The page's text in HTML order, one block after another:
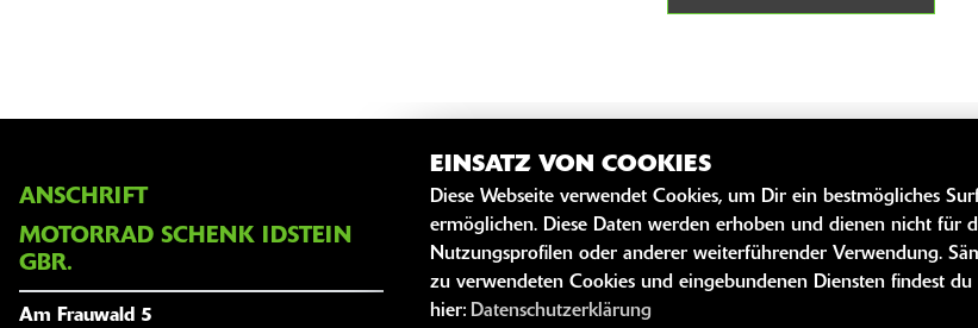
ANSCHRIFT
MOTORRAD SCHENK IDSTEIN
GBR.
Am Frauwald 5
ÖFFNUNGSZEITEN
Montag:
09:00 - 18:00
EINSATZ VON COOKIES
Diese Webseite verwendet Cookies, um Dir ein bestmögliches
ermöglichen. Diese Daten werden erhoben und dienen nicht für
Nutzungsprofilen oder anderer weiterführender Verwendung.
zu verwendeten Cookies und eingebundenen Diensten findest du
hier: Datenschutzerklärung